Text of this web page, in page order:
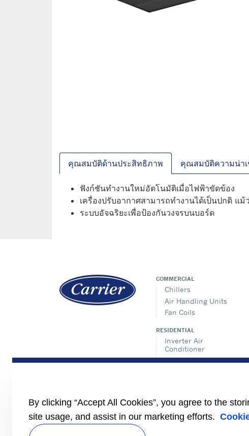
คุณสมบัติด้านประสิทธิภาพ คุณสมบัติความน่า
ฟังก์ชันทำงานใหม่อัตโนมัติเมื่อไฟฟ้าขัดข้อง
เครื่องปรับอากาศสามารถทำงานได้เป็นปกติ แ
ระบบอัจฉริยะเพื่อป้องกันวงจรบนบอร์ด
COMMERCIAL
Chillers
Air Handling Units
Fan Coils
RESIDENTIAL
Inverter Air
Conditioner
Non-Inverter Air
Light Commercial
VRF
By clicking “Accept All Cookies”, you agree to the
site usage, and assist in our marketing efforts.